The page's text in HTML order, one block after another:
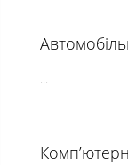
...